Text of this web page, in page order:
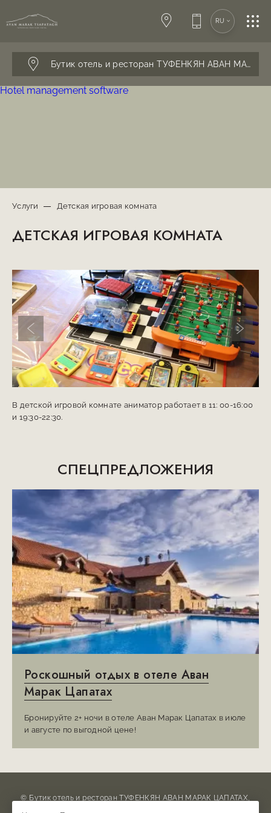
Бутик отель и ресторан ТУФЕНКЯН АВАН МАРАК
RU
SPA-ЦЕНТР
КОНФЕРЕНЦИИ
УСЛУГИ
КОНТАКТЫ
Hotel management software
Услуги Детская игровая комната
ДЕТСКАЯ ИГРОВАЯ КОМНАТА
Предыдущий слайд
В детской игровой комнате аниматор работает в 11: 00-16:00
и 19:30-22:30.
СПЕЦПРЕДЛОЖЕНИЯ
Роскошный отдых в отеле Аван
Марак Цапатах
Бронируйте 2+ ночи в отеле Аван Марак Цапатах в июле
и августе по выгодной цене!
© Бутик отель и ресторан ТУФЕНКЯН АВАН МАРАК ЦАПАТАХ,